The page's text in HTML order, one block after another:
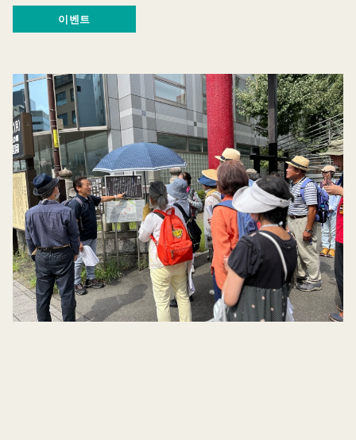
이벤트